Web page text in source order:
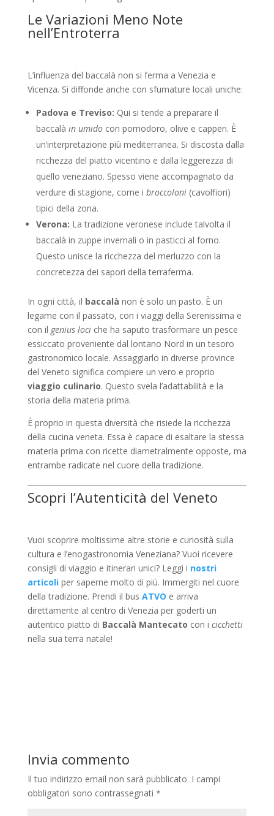
Le Variazioni Meno Note
nell’Entroterra
L’influenza del baccalà non si ferma a Venezia e
Vicenza. Si diffonde anche con sfumature locali uniche:
Padova e Treviso: Qui si tende a preparare il
baccalà in umidocon pomodoro, olive e capperi. È
un’interpretazione più mediterranea. Si discosta dalla
ricchezza del piatto vicentino e dalla leggerezza di
quello veneziano. Spesso viene accompagnato da
verdure di stagione, come i broccoloni(cavolfiori)
tipici della zona.
Verona: La tradizione veronese include talvolta il
baccalà in zuppe invernali o in pasticci al forno.
Questo unisce la ricchezza del merluzzo con la
concretezza dei sapori della terraferma.
In ogni città, il baccalà non è solo un pasto. È un
legame con il passato, con i viaggi della Serenissima e
con il genius lociche ha saputo trasformare un pesce
essiccato proveniente dal lontano Nord in un tesoro
gastronomico locale. Assaggiarlo in diverse province
del Veneto significa compiere un vero e proprio
viaggio culinario. Questo svela l’adattabilità e la
storia della materia prima.
È proprio in questa diversità che risiede la ricchezza
della cucina veneta. Essa è capace di esaltare la stessa
materia prima con ricette diametralmente opposte, ma
entrambe radicate nel cuore della tradizione.
Scopri l’Autenticità del Veneto
Vuoi scoprire moltissime altre storie e curiosità sulla
cultura e l’enogastronomia Veneziana? Vuoi ricevere
consigli di viaggio e itinerari unici? Leggi i nostri
articoliper saperne molto di più. Immergiti nel cuore
della tradizione. Prendi il bus ATVO e arriva
direttamente al centro di Venezia per goderti un
autentico piatto di Baccalà Mantecato con i cicchetti
nella sua terra natale!
Invia commento
Il tuo indirizzo email non sarà pubblicato. I campi
obbligatori sono contrassegnati *